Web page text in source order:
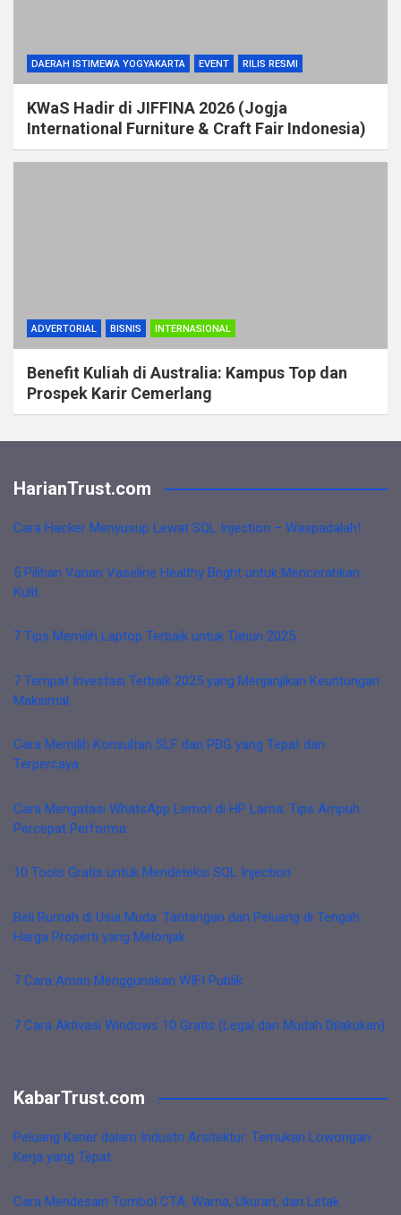
DAERAH ISTIMEWA YOGYAKARTA EVENT RILIS RESMI
KWaS Hadir di JIFFINA 2026 (Jogja
International Furniture & Craft Fair Indonesia)
ADVERTORIAL BISNIS INTERNASIONAL
Benefit Kuliah di Australia: Kampus Top dan
Prospek Karir Cemerlang
HarianTrust.com
Cara Hacker Menyusup Lewat SQL Injection – Waspadalah!
5 Pilihan Varian Vaseline Healthy Bright untuk Mencerahkan
Kulit
7 Tips Memilih Laptop Terbaik untuk Tahun 2025
7 Tempat Investasi Terbaik 2025 yang Menjanjikan Keuntungan
Maksimal
Cara Memilih Konsultan SLF dan PBG yang Tepat dan
Terpercaya
Cara Mengatasi WhatsApp Lemot di HP Lama: Tips Ampuh
Percepat Performa
10 Tools Gratis untuk Mendeteksi SQL Injection
Beli Rumah di Usia Muda: Tantangan dan Peluang di Tengah
Harga Properti yang Melonjak
7 Cara Aman Menggunakan WIFI Publik
7 Cara Aktivasi Windows 10 Gratis (Legal dan Mudah Dilakukan)
KabarTrust.com
Peluang Karier dalam Industri Arsitektur: Temukan Lowongan
Kerja yang Tepat
Cara Mendesain Tombol CTA: Warna, Ukuran, dan Letak